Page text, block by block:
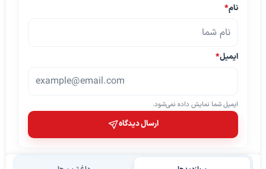
نام*
ایمیل*
ایمیل شما نمایش داده نمی‌شود.
ارسال دیدگاه